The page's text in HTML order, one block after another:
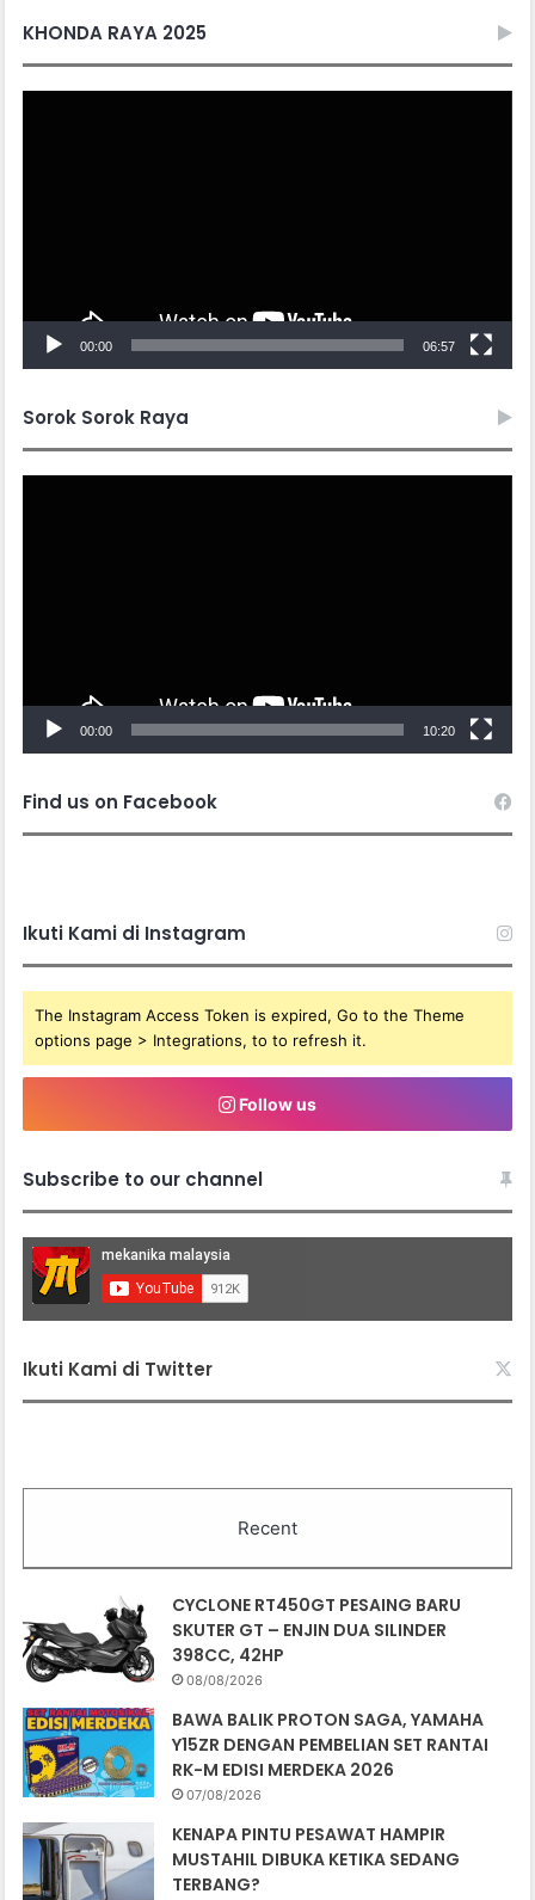
KHONDA RAYA 2025
00:00 06:57
Sorok Sorok Raya
00:00 10:20
Find us on Facebook
Ikuti Kami di Instagram
The Instagram Access Token is expired, Go to the Theme
options page > Integrations, to to refresh it.
Follow us
Subscribe to our channel
Ikuti Kami di Twitter
Recent
CYCLONE RT450GT PESAING BARU
SKUTER GT – ENJIN DUA SILINDER
398CC, 42HP
08/08/2026
BAWA BALIK PROTON SAGA, YAMAHA
Y15ZR DENGAN PEMBELIAN SET RANTAI
RK-M EDISI MERDEKA 2026
07/08/2026
KENAPA PINTU PESAWAT HAMPIR
MUSTAHIL DIBUKA KETIKA SEDANG
TERBANG?